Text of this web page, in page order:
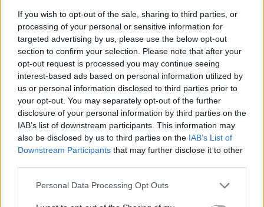
If you wish to opt-out of the sale, sharing to third parties, or
processing of your personal or sensitive information for
targeted advertising by us, please use the below opt-out
section to confirm your selection. Please note that after your
opt-out request is processed you may continue seeing
interest-based ads based on personal information utilized by
us or personal information disclosed to third parties prior to
your opt-out. You may separately opt-out of the further
disclosure of your personal information by third parties on the
IAB’s list of downstream participants. This information may
also be disclosed by us to third parties on the IAB’s List of
Downstream Participants that may further disclose it to other
Personal Data Processing Opt Outs
Mintha nem lenne holnap. - erre már volt példa a történelemben.
Kabaré című film ezt mutatja be, a 2. vh előtt játszódik: csak a buli,
élvezetek, a holnap nem számít. Ilyenek voltak a gázai
fesztiválozók is a támadás előtti éjszaka. De a Mohácsi vereség
előtt is ez volt, semmit nem vettek észre a veszedelemből és után
150 évig szívás volt. CSAK ÖSSZE KELLETT VOLNA FOGNI, de
minden főúr csak saját magára gondolt és egyfolytában
viszálykodtak egymással.
2 7
Missiopossible
2023. 12. 07. 18:49
Előzmény:#11597kfredd
Csak az nem mindegy hogy mekkora esés, több hónapos esésre
megéri várni még heteket!